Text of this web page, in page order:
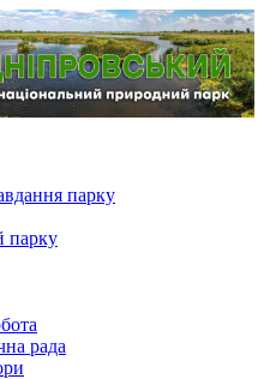
парку
парку
рада